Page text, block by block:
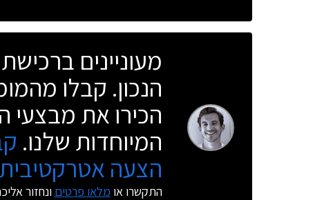
מעוניינים
הנכון. קבלו
הכירו את מבצעי
המיוחדות שלנו.
הצעה
התקשרו או מלאו פרטים ונחזור